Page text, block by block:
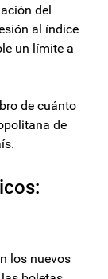
del
al índice
un límite a
de cuánto
de
los nuevos